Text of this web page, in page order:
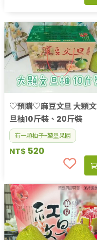
♡預購♡麻豆文旦 大顆文
旦柚10斤裝、20斤裝
有一顆柚子-堃埊果園
NT$ 520